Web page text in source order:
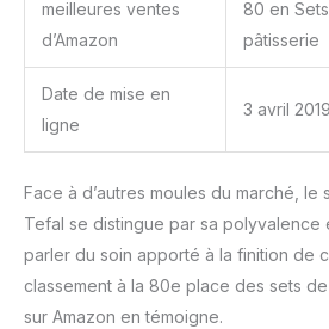
meilleures ventes
d’Amazon
80 en
pâtisserie
Date de mise en
ligne
3 avril 2019
Face à d’autres moules du marché,
Tefal se distingue par sa polyvalence
parler du soin apporté à la finition de
classement à la 80e place des sets
sur Amazon en témoigne.